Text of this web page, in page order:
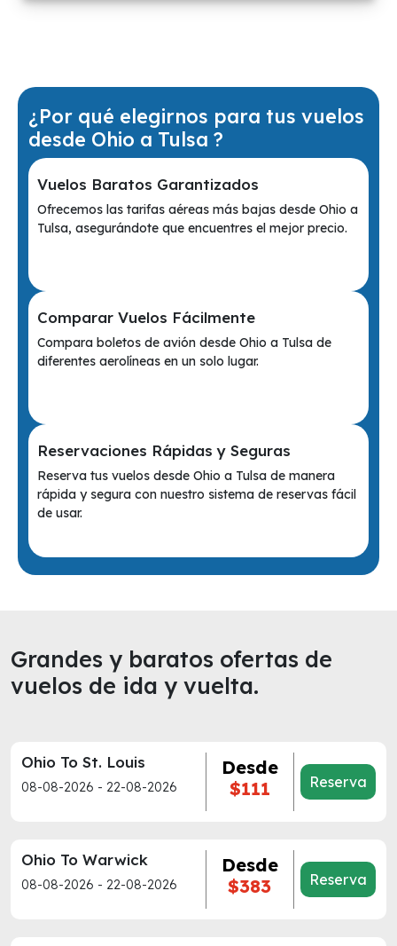
¿Por qué elegirnos para tus vuelos
desde Ohio a Tulsa ?
Vuelos Baratos Garantizados
Ofrecemos las tarifas aéreas más bajas desde Ohio a
Tulsa, asegurándote que encuentres el mejor precio.
Comparar Vuelos Fácilmente
Compara boletos de avión desde Ohio a Tulsa de
diferentes aerolíneas en un solo lugar.
Reservaciones Rápidas y Seguras
Reserva tus vuelos desde Ohio a Tulsa de manera
rápida y segura con nuestro sistema de reservas fácil
de usar.
Grandes y baratos ofertas de
vuelos de ida y vuelta.
Ohio To St. Louis
08-08-2026 - 22-08-2026
Desde
$111
Reserva
Ohio To Warwick
08-08-2026 - 22-08-2026
Desde
$383
Reserva